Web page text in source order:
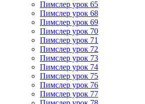
Пимслер урок 65
Пимслер урок 68
Пимслер урок 69
Пимслер урок 70
Пимслер урок 71
Пимслер урок 72
Пимслер урок 73
Пимслер урок 74
Пимслер урок 75
Пимслер урок 76
Пимслер урок 77